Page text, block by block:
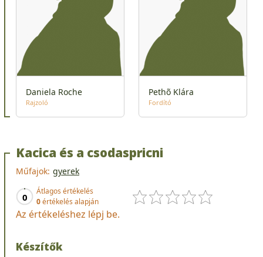
Daniela Roche
Rajzoló
Pethõ Klára
Fordító
Kacica és a csodaspricni
Műfajok: gyerek
0
Átlagos értékelés
0értékelés alapján
Az értékeléshez lépj be.
Készítők